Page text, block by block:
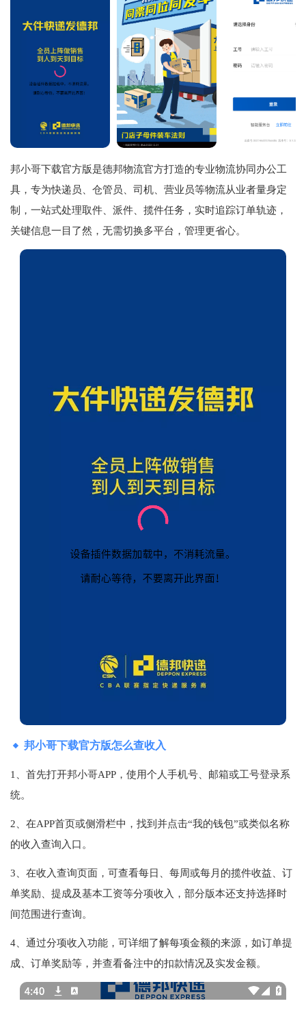
邦小哥下载官方版是德邦物流官方打造的专业物流协同办公工
具，专为快递员、仓管员、司机、营业员等物流从业者量身定
制，一站式处理取件、派件、揽件任务，实时追踪订单轨迹，
关键信息一目了然，无需切换多平台，管理更省心。
邦小哥下载官方版怎么查收入
1、首先打开邦小哥APP，使用个人手机号、邮箱或工号登录系
统。
2、在APP首页或侧滑栏中，找到并点击“我的钱包”或类似名称
的收入查询入口。
3、在收入查询页面，可查看每日、每周或每月的揽件收益、订
单奖励、提成及基本工资等分项收入，部分版本还支持选择时
间范围进行查询。
4、通过分项收入功能，可详细了解每项金额的来源，如订单提
成、订单奖励等，并查看备注中的扣款情况及实发金额。